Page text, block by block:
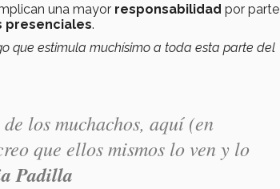
una mayor responsabilidad por parte
presenciales.
que estimula muchísimo a toda esta parte del
los muchachos, aquí (en
que ellos mismos lo ven y lo
Padilla